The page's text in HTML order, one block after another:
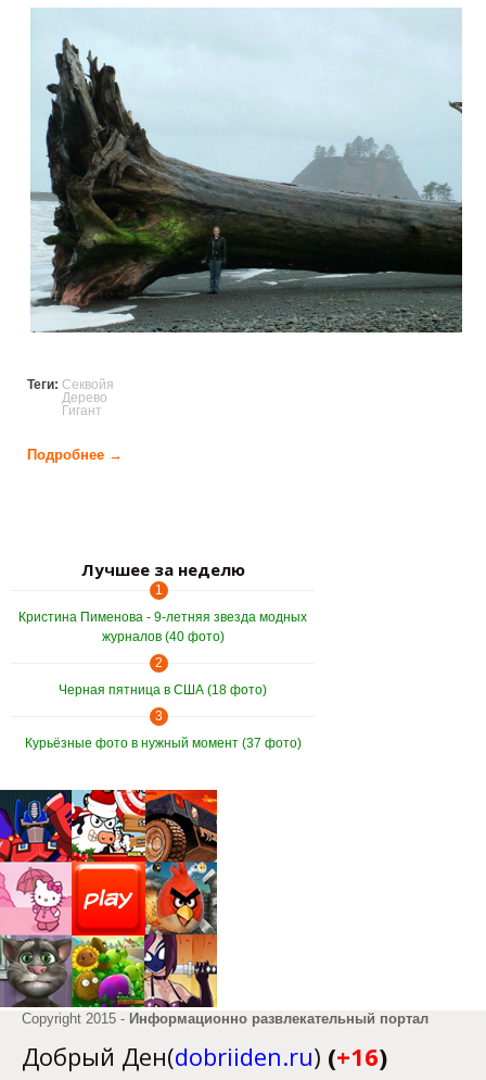
sequoia_ancient_giants_new.jpg
Теги: Секвойя
Дерево
Гигант
Подробнее →
Лучшее за неделю
1
Кристина Пименова - 9-летняя звезда модных
журналов (40 фото)
2
Черная пятница в США (18 фото)
3
Курьёзные фото в нужный момент (37 фото)
Copyright 2015 - Информационно развлекательный портал
Добрый Ден(dobriiden.ru) (+16)